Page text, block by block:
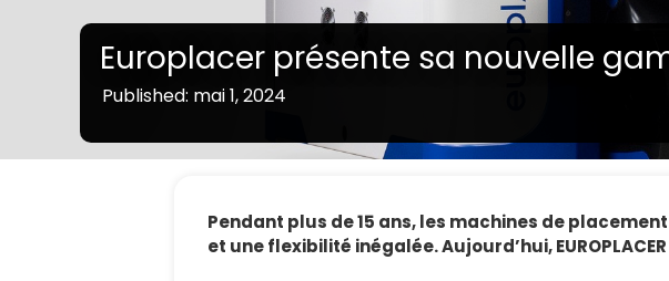
Europlacer présente sa nouvelle
Published: mai 1, 2024
Pendant plus de 15 ans, les machines de
et une flexibilité inégalée. Aujourd’hui,